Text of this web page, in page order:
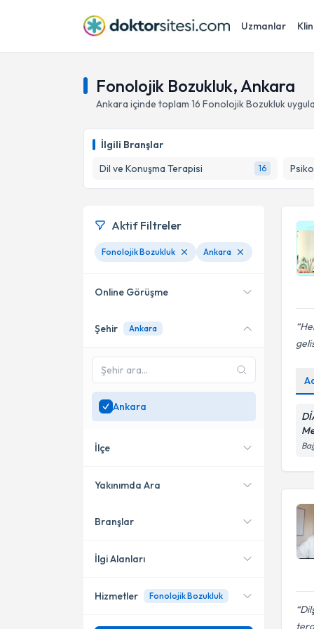
Uzmanlar
Fonolojik Bozukluk, Ankara
Ankara içinde toplam 16 Fonolojik Bozukluk
İlgili Branşlar
Dil ve Konuşma Terapisi
16
Aktif Filtreler
Fonolojik Bozukluk Ankara
Online Görüşme
Online danışmanlık sunan
SadeceAnkara
uzman ara
Şehir Ankara
Ankara
İlçe
Çankaya
Yenimahalle
Yakınımda Ara
Konumuma yakın uzmanları
Branşlar
Dil ve Konuşma Terapisi
İlgi Alanları
Hizmetler Fonolojik Bozukluk